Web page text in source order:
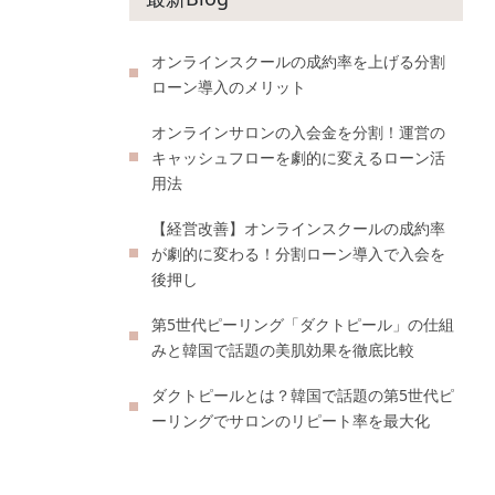
オンラインスクールの成約率を上げる分割
ローン導入のメリット
オンラインサロンの入会金を分割！運営の
キャッシュフローを劇的に変えるローン活
用法
【経営改善】オンラインスクールの成約率
が劇的に変わる！分割ローン導入で入会を
後押し
第5世代ピーリング「ダクトピール」の仕組
みと韓国で話題の美肌効果を徹底比較
ダクトピールとは？韓国で話題の第5世代ピ
ーリングでサロンのリピート率を最大化